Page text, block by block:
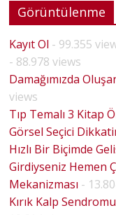
Görüntülenme
Kayıt Ol - 99.355
- 88.978 views
Damağımızda
views
Tıp Temalı 3 Kitap
Görsel Seçici
Hızlı Bir Biçimde
Girdiyseniz Hemen
Mekanizması -
Kırık Kalp